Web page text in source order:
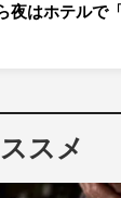
夜はホテルで
スメ